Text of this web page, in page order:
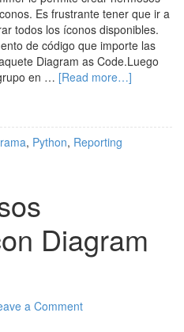
Es frustrante tener que ir a
todos los íconos disponibles.
de código que importe las
Diagram as Code.Luego
en … [Read more…]
, Python, Reporting
Diagram
a Comment